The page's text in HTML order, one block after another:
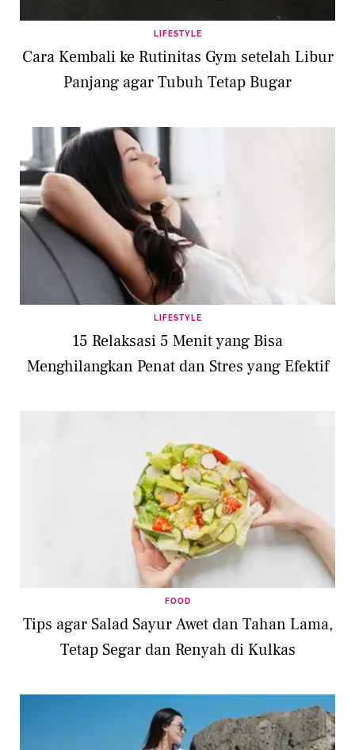
LIFESTYLE
Cara Kembali ke Rutinitas Gym setelah Libur
Panjang agar Tubuh Tetap Bugar
LIFESTYLE
15 Relaksasi 5 Menit yang Bisa
Menghilangkan Penat dan Stres yang Efektif
FOOD
Tips agar Salad Sayur Awet dan Tahan Lama,
Tetap Segar dan Renyah di Kulkas